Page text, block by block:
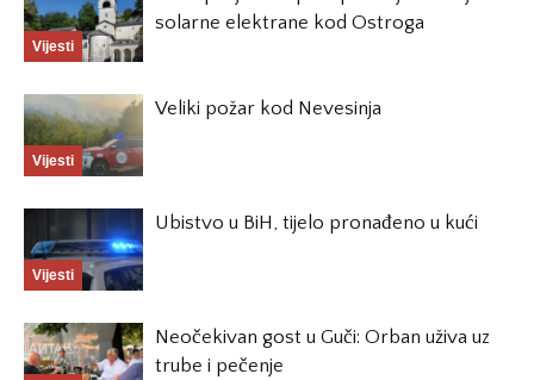
Vijesti
solarne elektrane kod Ostroga
Vijesti
Veliki požar kod Nevesinja
Vijesti
Ubistvo u BiH, tijelo pronađeno u kući
Neočekivan gost u Guči: Orban uživa uz
trube i pečenje